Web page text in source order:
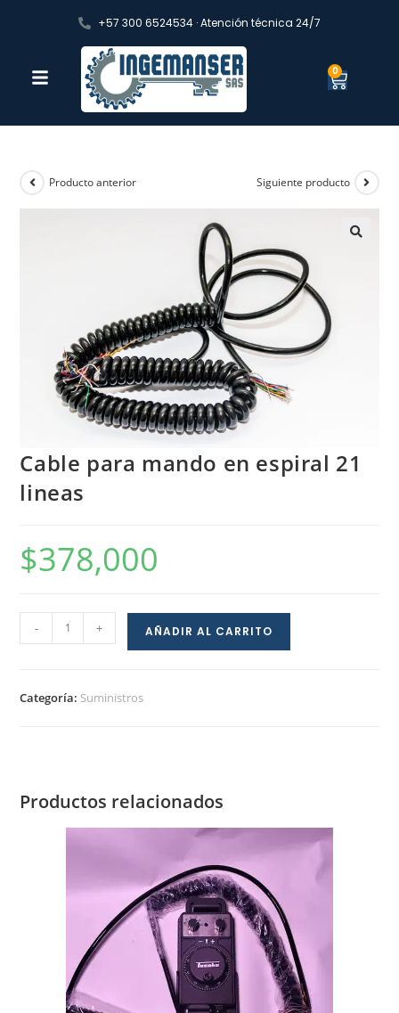
+57 300 6524534 · Atención técnica 24/7
0
Producto anterior Siguiente producto
Cable para mando en espiral 21
lineas
$378,000
- + AÑADIR AL CARRITO
Categoría: Suministros
Productos relacionados